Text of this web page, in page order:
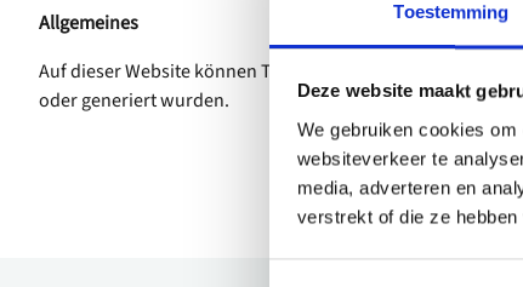
Toestemming
Deze website maakt
We gebruiken cookies
websiteverkeer te
media, adverteren en
verstrekt of die ze
Allgemeines
Auf dieser Website können Texte und Bilder vorkommen,
oder generiert wurden.